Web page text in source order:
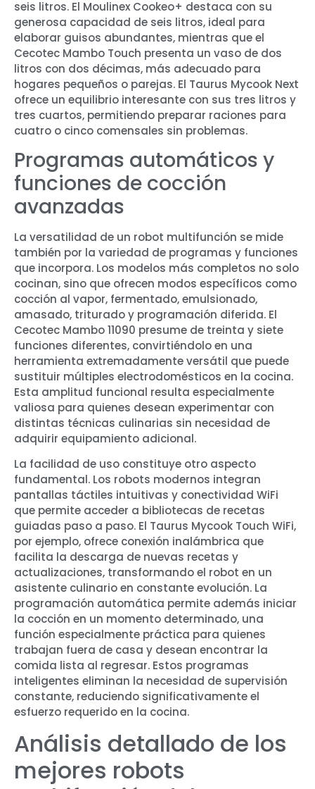
seis litros. El Moulinex Cookeo+ destaca con su
generosa capacidad de seis litros, ideal para
elaborar guisos abundantes, mientras que el
Cecotec Mambo Touch presenta un vaso de dos
litros con dos décimas, más adecuado para
hogares pequeños o parejas. El Taurus Mycook Next
ofrece un equilibrio interesante con sus tres litros y
tres cuartos, permitiendo preparar raciones para
cuatro o cinco comensales sin problemas.
Programas automáticos y
funciones de cocción
avanzadas
La versatilidad de un robot multifunción se mide
también por la variedad de programas y funciones
que incorpora. Los modelos más completos no solo
cocinan, sino que ofrecen modos específicos como
cocción al vapor, fermentado, emulsionado,
amasado, triturado y programación diferida. El
Cecotec Mambo 11090 presume de treinta y siete
funciones diferentes, convirtiéndolo en una
herramienta extremadamente versátil que puede
sustituir múltiples electrodomésticos en la cocina.
Esta amplitud funcional resulta especialmente
valiosa para quienes desean experimentar con
distintas técnicas culinarias sin necesidad de
adquirir equipamiento adicional.
La facilidad de uso constituye otro aspecto
fundamental. Los robots modernos integran
pantallas táctiles intuitivas y conectividad WiFi
que permite acceder a bibliotecas de recetas
guiadas paso a paso. El Taurus Mycook Touch WiFi,
por ejemplo, ofrece conexión inalámbrica que
facilita la descarga de nuevas recetas y
actualizaciones, transformando el robot en un
asistente culinario en constante evolución. La
programación automática permite además iniciar
la cocción en un momento determinado, una
función especialmente práctica para quienes
trabajan fuera de casa y desean encontrar la
comida lista al regresar. Estos programas
inteligentes eliminan la necesidad de supervisión
constante, reduciendo significativamente el
esfuerzo requerido en la cocina.
Análisis detallado de los
mejores robots